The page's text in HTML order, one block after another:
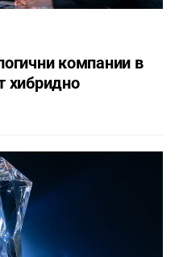
компании в
хибридно